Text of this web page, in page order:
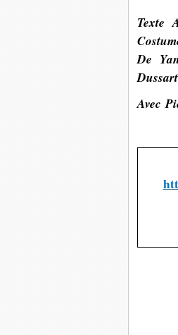
Texte
De
Avec